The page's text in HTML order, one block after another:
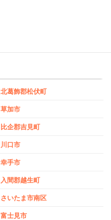
北葛飾郡松伏町
草加市
比企郡吉見町
川口市
幸手市
入間郡越生町
さいたま市南区
富士見市